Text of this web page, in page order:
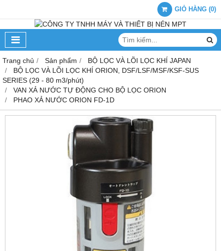
GIỎ HÀNG (0)
Trang chủ Sản phẩm
BỘ LỌC VÀ LÕI LỌC KHÍ JAPAN
BỘ LỌC VÀ LÕI LỌC KHÍ ORION, DSF/LSF/MSF/KSF-SUS
SERIES (29 - 80 m3/phút)
VAN XẢ NƯỚC TỰ ĐỘNG CHO BỘ LỌC ORION
PHAO XẢ NƯỚC ORION FD-1D